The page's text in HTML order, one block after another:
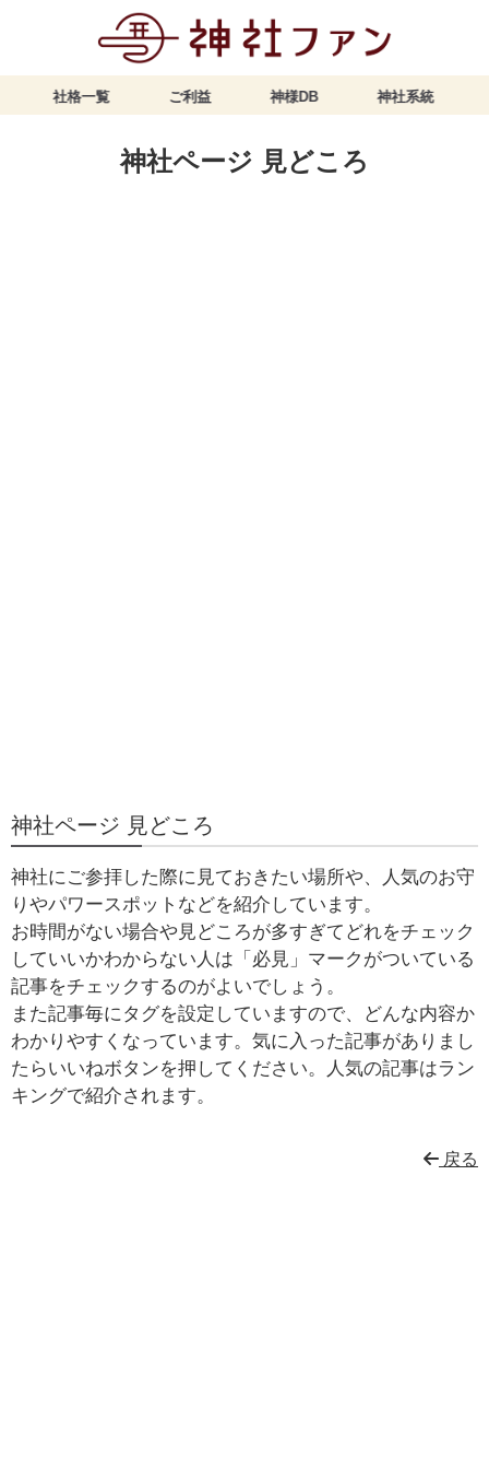
社格一覧 ご利益 神様DB 神社系統
神社ページ 見どころ
神社ページ 見どころ
神社にご参拝した際に見ておきたい場所や、人気のお守
りやパワースポットなどを紹介しています。
お時間がない場合や見どころが多すぎてどれをチェック
していいかわからない人は「必見」マークがついている
記事をチェックするのがよいでしょう。
また記事毎にタグを設定していますので、どんな内容か
わかりやすくなっています。気に入った記事がありまし
たらいいねボタンを押してください。人気の記事はラン
キングで紹介されます。
戻る